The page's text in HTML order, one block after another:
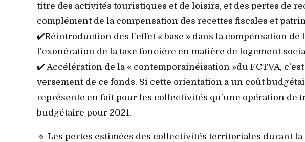
titre des activités touristiques et de loisirs, et des pertes de
complément de la compensation des recettes fiscales et
✔️Réintroduction des l’effet « base » dans la compensation de
l’exonération de la taxe foncière en matière de logement
✔️ Accélération de la « contemporainéisation »du FCTVA,
versement de ce fonds. Si cette orientation a un coût
représente en fait pour les collectivités qu’une opération de
budgétaire pour 2021.
🔹 Les pertes estimées des collectivités territoriales durant la